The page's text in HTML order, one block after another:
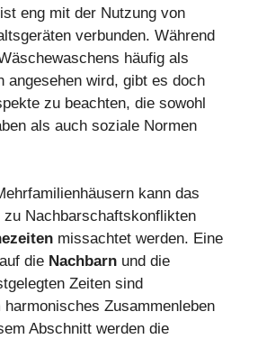
eng mit der Nutzung von
verbunden. Während
häufig als
angesehen wird, gibt es doch
zu beachten, die sowohl
als auch soziale Normen
kann das
zu Nachbarschaftskonflikten
missachtet werden. Eine
die Nachbarn und die
Zeiten sind
Zusammenleben
Abschnitt werden die